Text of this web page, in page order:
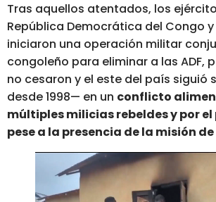
Tras aquellos atentados, los
República Democrática del Congo
iniciaron una operación militar
congoleño para eliminar a las ADF,
no cesaron y el este del país siguió
desde 1998— en un conflicto
múltiples milicias rebeldes y por
pese a la presencia de la misión de